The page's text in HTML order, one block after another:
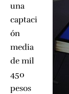
una
captaci
ón
media
de mil
450
pesos